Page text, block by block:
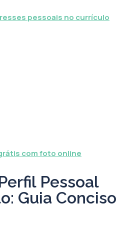
pessoais no currículo
com foto online
Pessoal
Guia Conciso